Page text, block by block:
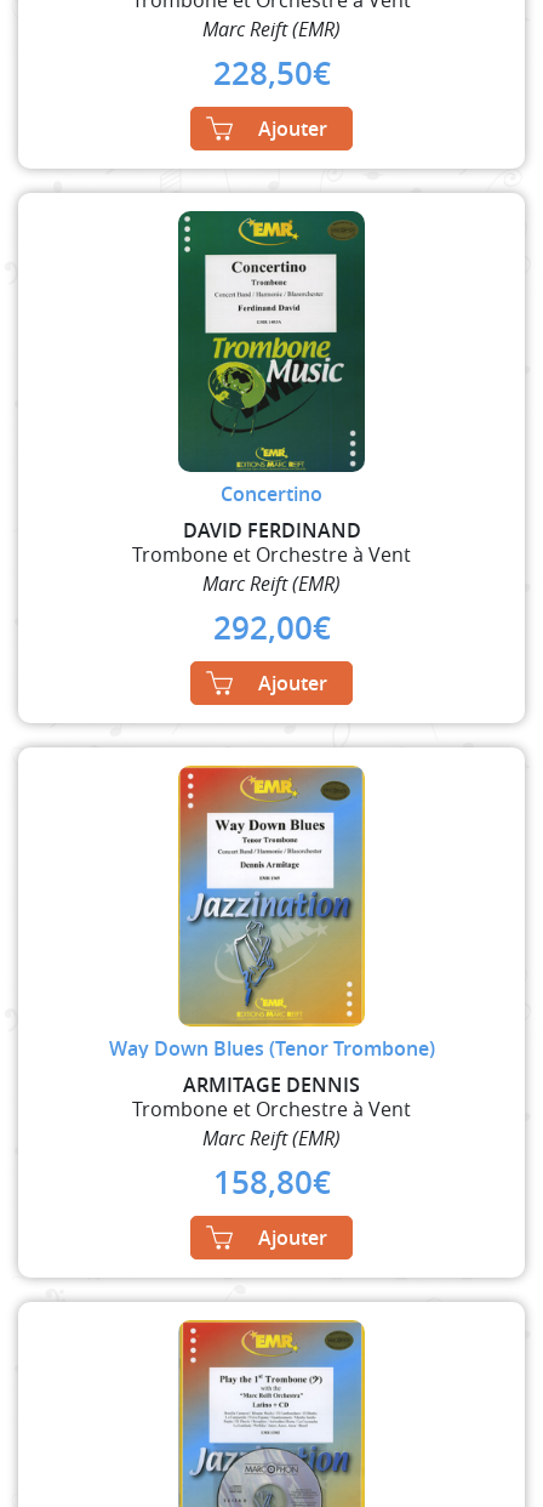
Marc Reift (EMR)
228,50€
Ajouter
Concertino
DAVID FERDINAND
Trombone et Orchestre à Vent
Marc Reift (EMR)
292,00€
Ajouter
Way Down Blues (Tenor Trombone)
ARMITAGE DENNIS
Trombone et Orchestre à Vent
Marc Reift (EMR)
158,80€
Ajouter